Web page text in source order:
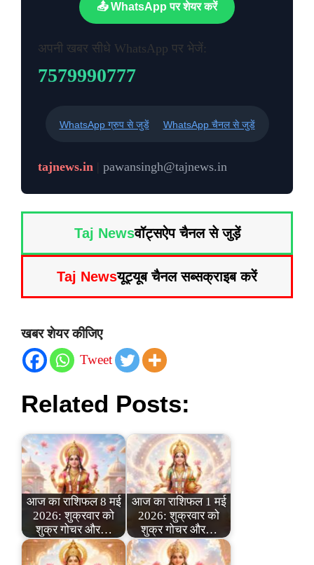
📤 WhatsApp पर शेयर करें
अपनी खबर सीधे WhatsApp पर भेजें:
7579990777
WhatsApp ग्रुप से जुड़ें WhatsApp चैनल से जुड़ें
tajnews.in pawansingh@tajnews.in
Taj Newsवॉट्सऐप चैनल से जुड़ें
Taj Newsयूट्यूब चैनल सब्सक्राइब करें
खबर शेयर कीजिए
Tweet
Related Posts:
आज का राशिफल 8 मई
2026: शुक्रवार को
शुक्र गोचर और…
आज का राशिफल 1 मई
2026: शुक्रवार को
शुक्र गोचर और…